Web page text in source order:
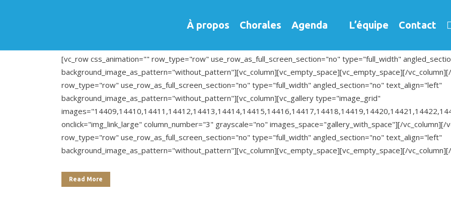
À propos Chorales Agenda L’équipe Contact
Best-Of 2020 – 2021
[vc_row css_animation="" row_type="row" use_row_as_full_screen_section="no" type="full_width"
background_image_as_pattern="without_pattern"][vc_column][vc_empty_space][vc_empty_space][/
row_type="row" use_row_as_full_screen_section="no" type="full_width" angled_section="no" text_align="left"
background_image_as_pattern="without_pattern"][vc_column][vc_gallery type="image_grid"
onclick="img_link_large" column_number="3" grayscale="no" images_space="gallery_with_space"][/
row_type="row" use_row_as_full_screen_section="no" type="full_width" angled_section="no" text_align="left"
background_image_as_pattern="without_pattern"][vc_column][vc_empty_space][vc_empty_space][/
Read More